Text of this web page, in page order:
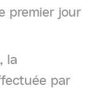
premier jour
la
par